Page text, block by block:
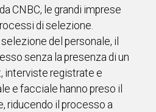
CNBC, le grandi imprese
di selezione.
del personale, il
senza la presenza di un
interviste registrate e
e facciale hanno preso il
riducendo il processo a